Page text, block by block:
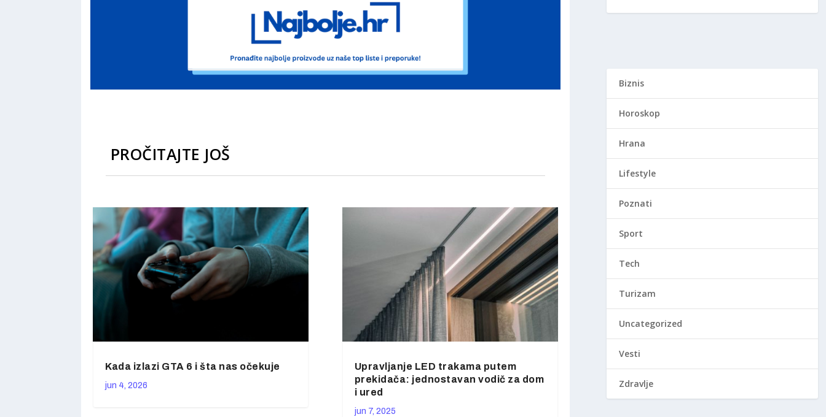
PROČITAJTE JOŠ
Kada izlazi GTA 6 i šta nas očekuje
jun 4, 2026
Upravljanje LED trakama putem
prekidača: jednostavan vodič za dom
i ured
jun 7, 2025
Biznis
Horoskop
Hrana
Lifestyle
Poznati
Sport
Tech
Turizam
Uncategorized
Vesti
Zdravlje